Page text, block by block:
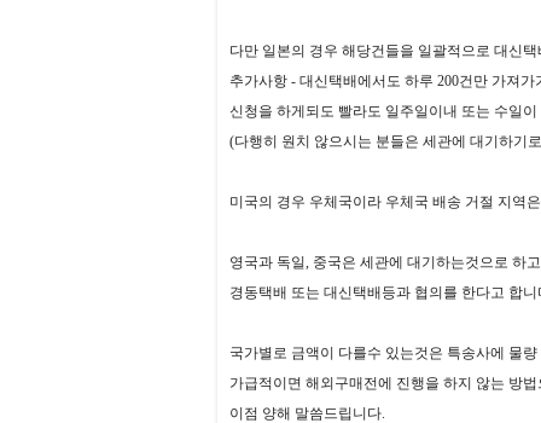
다만 일본의 경우 해당건들을 일괄적으로 대신
추가사항 - 대신택배에서도 하루 200건만 가져
신청을 하게되도 빨라도 일주일이내 또는 수일
(다행히 원치 않으시는 분들은 세관에 대기하기
미국의 경우 우체국이라 우체국 배송 거절 지역
영국과 독일, 중국은 세관에 대기하는것으로 하
경동택배 또는 대신택배등과 협의를 한다고 합
국가별로 금액이 다를수 있는것은 특송사에 물
가급적이면 해외구매전에 진행을 하지 않는 방
이점 양해 말씀드립니다.